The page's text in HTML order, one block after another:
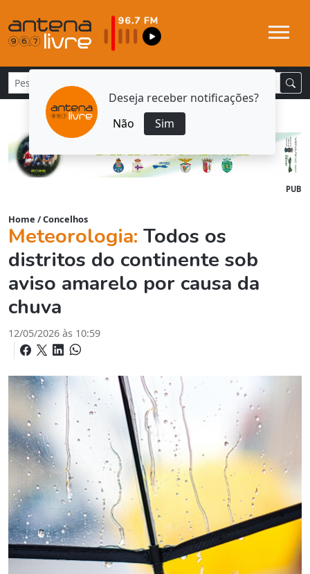
Deseja receber notificações?
Não
Sim
PUB
Home /Concelhos
Meteorologia: Todos os
distritos do continente sob
aviso amarelo por causa da
chuva
12/05/2026 às 10:59